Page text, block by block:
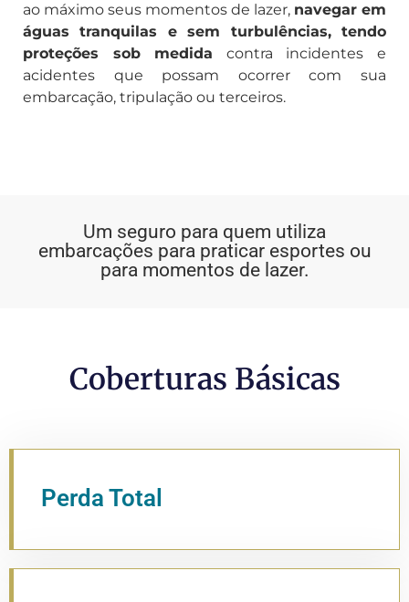
ao máximo seus momentos de lazer, navegar em
águas tranquilas e sem turbulências, tendo
proteções sob medida contra incidentes e
acidentes que possam ocorrer com sua
embarcação, tripulação ou terceiros.
Um seguro para quem utiliza
embarcações para praticar esportes ou
para momentos de lazer.
Coberturas Básicas
Perda Total